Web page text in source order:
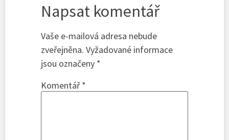
Napsat komentář
Vaše e-mailová adresa nebude
zveřejněna. Vyžadované informace
jsou označeny *
Komentář*